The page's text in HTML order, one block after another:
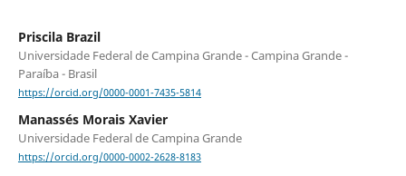
Priscila Brazil
Universidade Federal de Campina Grande - Campina Grande -
Paraíba - Brasil
https://orcid.org/0000-0001-7435-5814
Manassés Morais Xavier
Universidade Federal de Campina Grande
https://orcid.org/0000-0002-2628-8183